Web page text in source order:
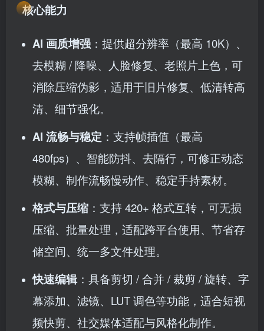
核心能力
AI 画质增强 ：提供超分辨率（最高 10K）、
去模糊 / 降噪、人脸修复、老照片上色，可
消除压缩伪影，适用于旧片修复、低清转高
清、细节强化。
AI 流畅与稳定 ：支持帧插值（最高
480fps）、智能防抖、去隔行，可修正动态
模糊、制作流畅慢动作、稳定手持素材。
格式与压缩 ：支持 420+ 格式互转，可无损
压缩、批量处理，适配跨平台使用、节省存
储空间、统一多文件处理。
快速编辑：具备剪切 / 合并 / 裁剪 / 旋转、字
幕添加、滤镜、LUT 调色等功能，适合短视
频快剪、社交媒体适配与风格化制作。